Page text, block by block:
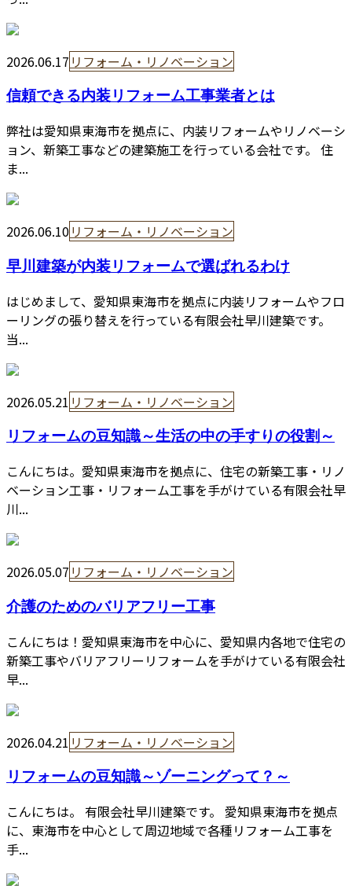
2026.06.17 リフォーム・リノベーション
信頼できる内装リフォーム工事業者とは
弊社は愛知県東海市を拠点に、内装リフォームやリノベーシ
ョン、新築工事などの建築施工を行っている会社です。 住
ま...
2026.06.10リフォーム・リノベーション
早川建築が内装リフォームで選ばれるわけ
はじめまして、愛知県東海市を拠点に内装リフォームやフロ
ーリングの張り替えを行っている有限会社早川建築です。
当...
2026.05.21 リフォーム・リノベーション
リフォームの豆知識～生活の中の手すりの役割～
こんにちは。愛知県東海市を拠点に、住宅の新築工事・リノ
ベーション工事・リフォーム工事を手がけている有限会社早
川...
2026.05.07 リフォーム・リノベーション
介護のためのバリアフリー工事
こんにちは！愛知県東海市を中心に、愛知県内各地で住宅の
新築工事やバリアフリーリフォームを手がけている有限会社
早...
2026.04.21 リフォーム・リノベーション
リフォームの豆知識～ゾーニングって？～
こんにちは。 有限会社早川建築です。 愛知県東海市を拠点
に、東海市を中心として周辺地域で各種リフォーム工事を
手...